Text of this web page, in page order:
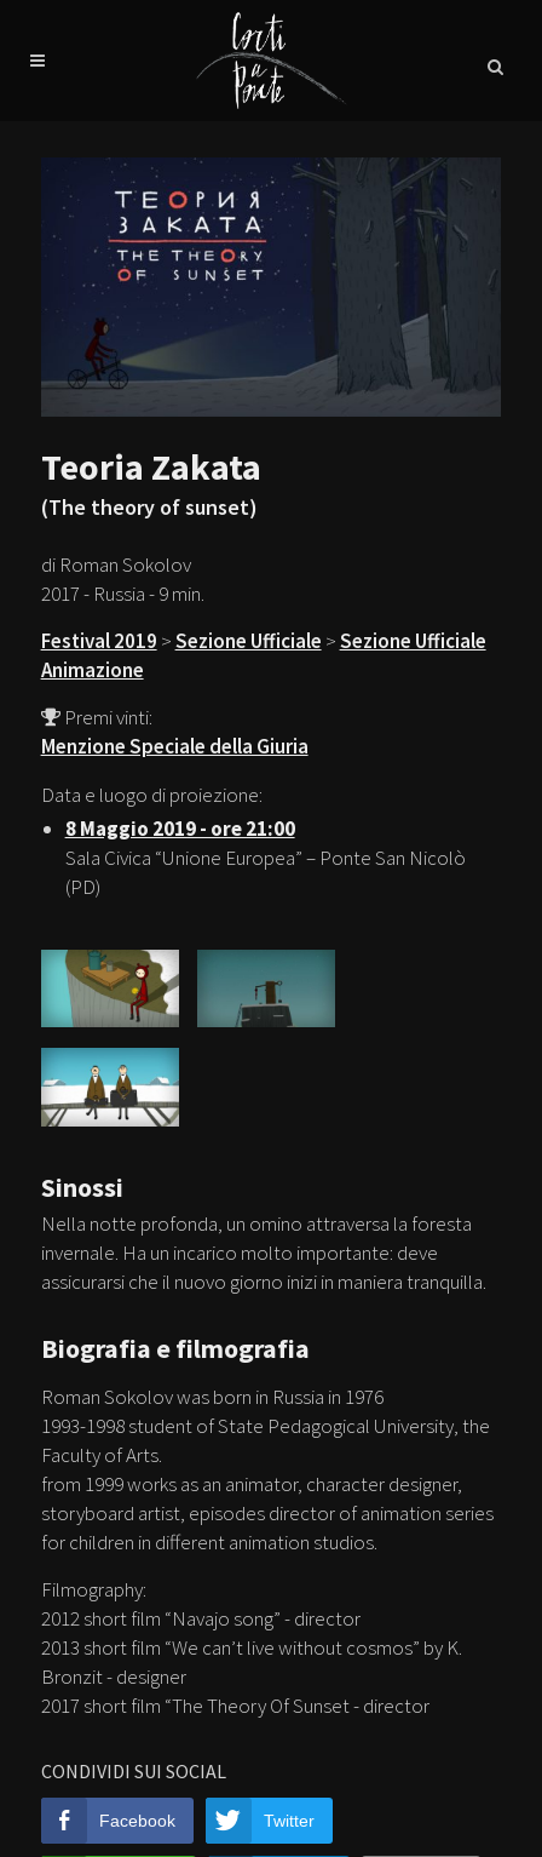
Teoria Zakata
(The theory of sunset)
di Roman Sokolov
2017 - Russia - 9 min.
Festival 2019 >Sezione Ufficiale >Sezione Ufficiale
Animazione
Premi vinti:
Menzione Speciale della Giuria
Data e luogo di proiezione:
8 Maggio 2019 - ore 21:00
Sala Civica “Unione Europea” – Ponte San Nicolò
(PD)
Sinossi
Nella notte profonda, un omino attraversa la foresta
invernale. Ha un incarico molto importante: deve
assicurarsi che il nuovo giorno inizi in maniera tranquilla.
CONDIVIDI SUI SOCIAL
Facebook Twitter
Biografia e filmografia
Roman Sokolov was born in Russia in 1976
1993-1998 student of State Pedagogical University, the
Faculty of Arts.
from 1999 works as an animator, character designer,
storyboard artist, episodes director of animation series
for children in different animation studios.
Filmography:
2012 short film “Navajo song” - director
2013 short film “We can’t live without cosmos” by K.
Bronzit - designer
2017 short film “The Theory Of Sunset - director